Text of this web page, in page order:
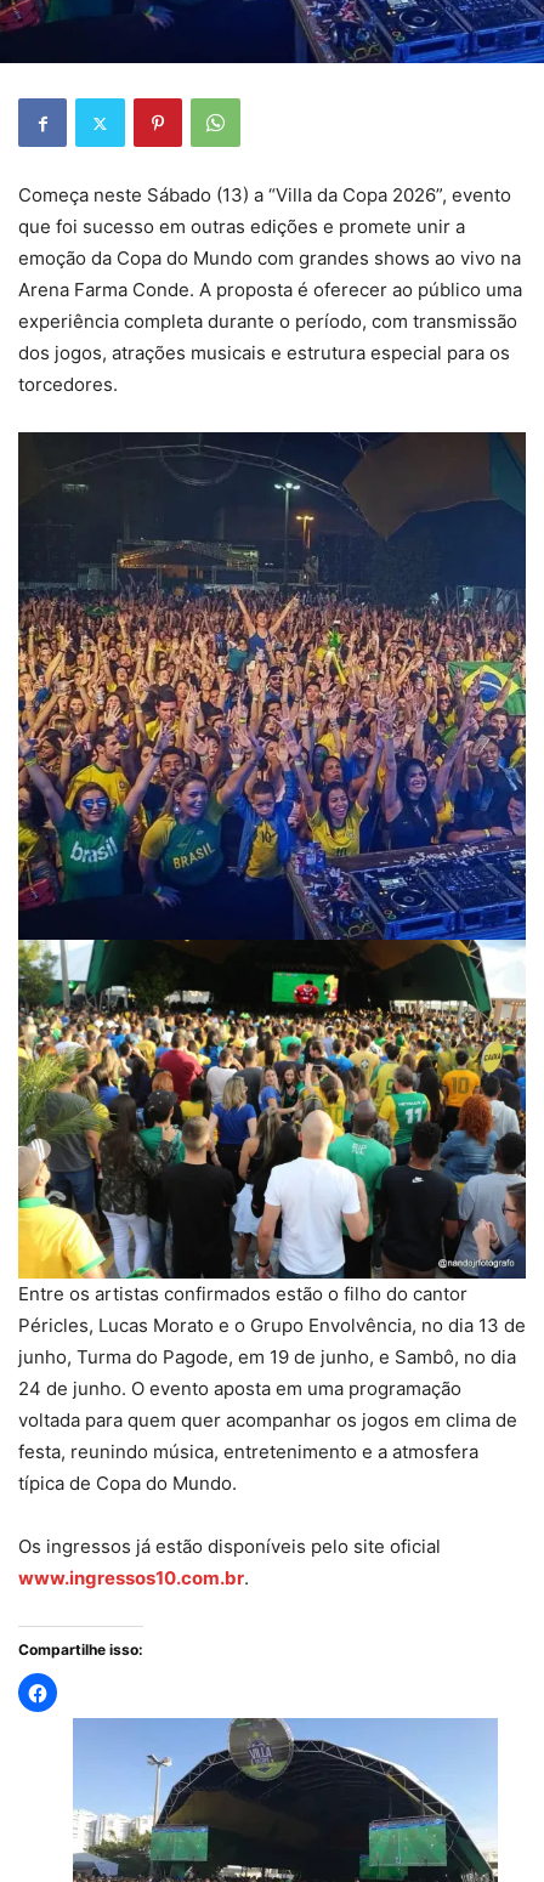
Começa neste Sábado (13) a “Villa da Copa 2026”, evento
que foi sucesso em outras edições e promete unir a
emoção da Copa do Mundo com grandes shows ao vivo na
Arena Farma Conde. A proposta é oferecer ao público uma
experiência completa durante o período, com transmissão
dos jogos, atrações musicais e estrutura especial para os
torcedores.
Entre os artistas confirmados estão o filho do cantor
Péricles, Lucas Morato e o Grupo Envolvência, no dia 13 de
junho, Turma do Pagode, em 19 de junho, e Sambô, no dia
24 de junho. O evento aposta em uma programação
voltada para quem quer acompanhar os jogos em clima de
festa, reunindo música, entretenimento e a atmosfera
típica de Copa do Mundo.
Os ingressos já estão disponíveis pelo site oficial
www.ingressos10.com.br.
Compartilhe isso: